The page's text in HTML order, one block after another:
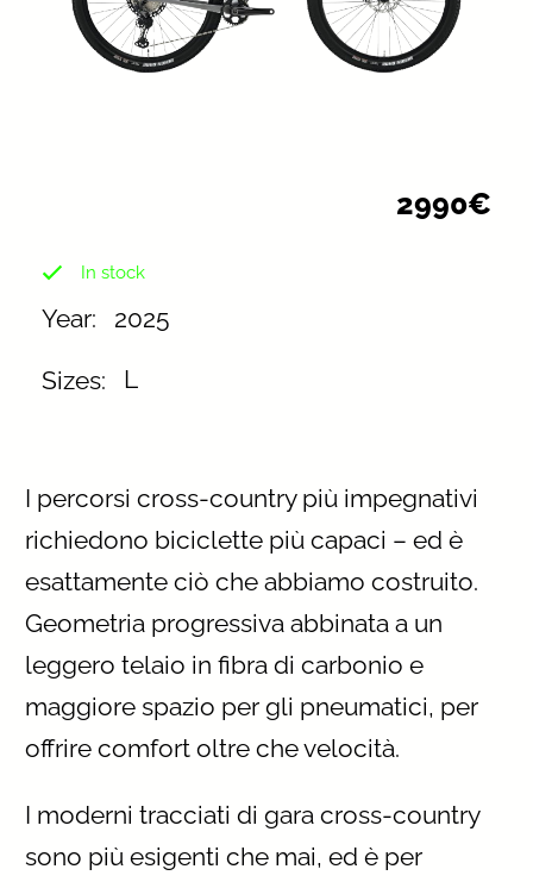
2990€
In stock
Year:⠀ 2025
Sizes:⠀ L
I percorsi cross-country più impegnativi
richiedono biciclette più capaci – ed è
esattamente ciò che abbiamo costruito.
Geometria progressiva abbinata a un
leggero telaio in fibra di carbonio e
maggiore spazio per gli pneumatici, per
offrire comfort oltre che velocità.
I moderni tracciati di gara cross-country
sono più esigenti che mai, ed è per